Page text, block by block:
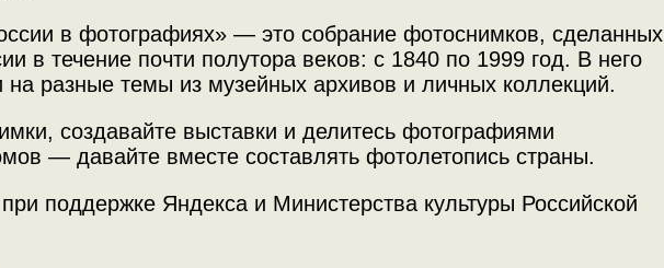
в фотографиях» — это собрание фотоснимков, сделанных
в течение почти полутора веков: с 1840 по 1999 год. В него
на разные темы из музейных архивов и личных коллекций.
создавайте выставки и делитесь фотографиями
— давайте вместе составлять фотолетопись страны.
поддержке Яндекса и Министерства культуры Российской
Источник
МАММ / МДФ
Армянская ССР